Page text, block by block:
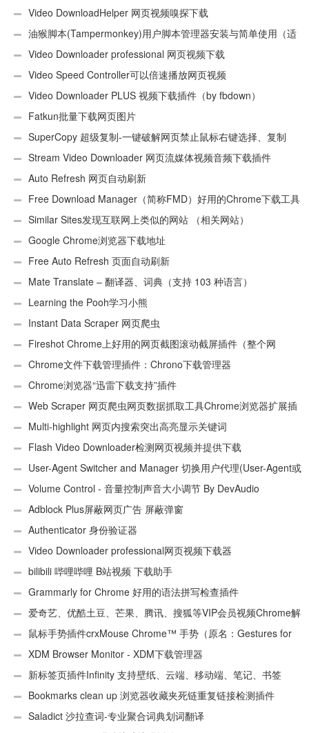
Video DownloadHelper 网页视频嗅探下载
油猴脚本(Tampermonkey)用户脚本管理器安装与简单使用（适
用Android）
Video Downloader professional 网页视频下载
Video Speed Controller可以倍速播放网页视频
Video Downloader PLUS 视频下载插件（by fbdown）
Fatkun批量下载网页图片
SuperCopy 超级复制-一键破解网页禁止鼠标右键选择、复制
Stream Video Downloader 网页流媒体视频音频下载插件
Auto Refresh 网页自动刷新
Free Download Manager（简称FMD）好用的Chrome下载工具
插件Similar Sites发现互联网上类似的网站 （相关网站）
Google Chrome浏览器下载地址
Free Auto Refresh 页面自动刷新
Mate Translate – 翻译器、词典（支持 103 种语言）
Learning the Pooh学习小熊
Instant Data Scraper 网页爬虫
Fireshot Chrome上好用的网页截图滚动截屏插件（整个网
页）Chrome文件下载管理插件：Chrono下载管理器
Chrome浏览器“迅雷下载支持”插件
Web Scraper 网页爬虫网页数据抓取工具Chrome浏览器扩展插
件 Multi-highlight 网页内搜索突出高亮显示关键词
Flash Video Downloader检测网页视频并提供下载
User-Agent Switcher and Manager 切换用户代理(User-Agent或
UA)Volume Control - 音量控制声音大小调节 By DevAudio
Adblock Plus屏蔽网页广告 屏蔽弹窗
Authenticator 身份验证器
Video Downloader professional网页视频下载器
bilibili 哔哩哔哩 B站视频 下载助手
Grammarly for Chrome 好用的语法拼写检查插件
爱奇艺、优酷土豆、芒果、腾讯、搜狐等VIP会员视频Chrome解
析工具鼠标手势插件crxMouse Chrome™ 手势（原名：Gestures for
Chrome(TM)汉化版）
XDM Browser Monitor - XDM下载管理器
新标签页插件Infinity 支持壁纸、云端、移动端、笔记、书签
Bookmarks clean up 浏览器收藏夹死链重复链接检测插件
Saladict 沙拉查词-专业聚合词典划词翻译